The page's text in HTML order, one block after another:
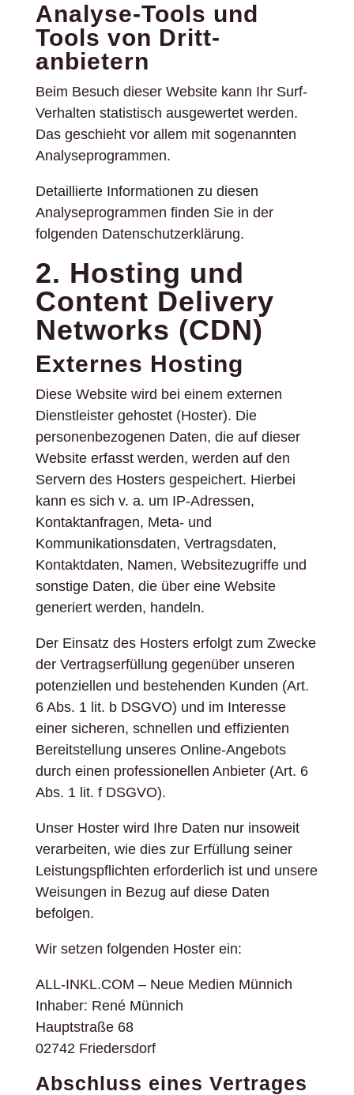
Analyse-Tools und
Tools von Dritt­
anbietern
Beim Besuch dieser Website kann Ihr Surf-
Verhalten statistisch ausgewertet werden.
Das geschieht vor allem mit sogenannten
Analyseprogrammen.
Detaillierte Informationen zu diesen
Analyseprogrammen finden Sie in der
folgenden Datenschutzerklärung.
2. Hosting und
Content Delivery
Networks (CDN)
Externes Hosting
Diese Website wird bei einem externen
Dienstleister gehostet (Hoster). Die
personenbezogenen Daten, die auf dieser
Website erfasst werden, werden auf den
Servern des Hosters gespeichert. Hierbei
kann es sich v. a. um IP-Adressen,
Kontaktanfragen, Meta- und
Kommunikationsdaten, Vertragsdaten,
Kontaktdaten, Namen, Websitezugriffe und
sonstige Daten, die über eine Website
generiert werden, handeln.
Der Einsatz des Hosters erfolgt zum Zwecke
der Vertragserfüllung gegenüber unseren
potenziellen und bestehenden Kunden (Art.
6 Abs. 1 lit. b DSGVO) und im Interesse
einer sicheren, schnellen und effizienten
Bereitstellung unseres Online-Angebots
durch einen professionellen Anbieter (Art. 6
Abs. 1 lit. f DSGVO).
Unser Hoster wird Ihre Daten nur insoweit
verarbeiten, wie dies zur Erfüllung seiner
Leistungspflichten erforderlich ist und unsere
Weisungen in Bezug auf diese Daten
befolgen.
Wir setzen folgenden Hoster ein:
ALL-INKL.COM – Neue Medien Münnich
Inhaber: René Münnich
Hauptstraße 68
02742 Friedersdorf
Abschluss eines Vertrages